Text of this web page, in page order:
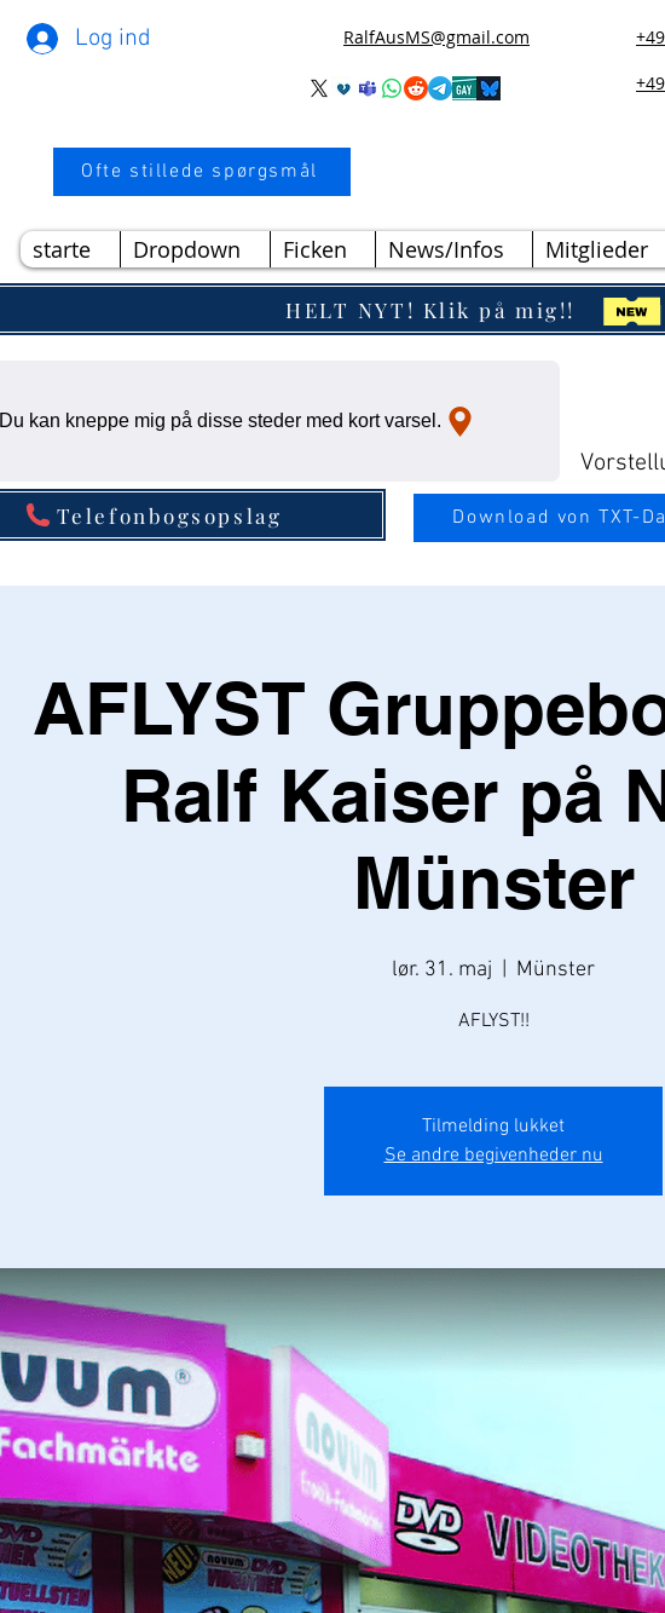
Log ind RalfAusMS@gmail.com
Ofte stillede spørgsmål
starte Dropdown Ficken News/Infos Mitglieder
HELT NYT! Klik på mig!!
Du kan kneppe mig på disse steder med kort varsel.
Telefonbogsopslag Download von TXT-
AFLYST
Ralf Kaiser på
Münster
lør. 31. maj Münster
AFLYST!!
Tilmelding lukket
Se andre begivenheder nu